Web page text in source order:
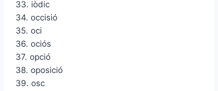
33. iòdic
34. occisió
35. oci
36. ociós
37. opció
38. oposició
39. osc